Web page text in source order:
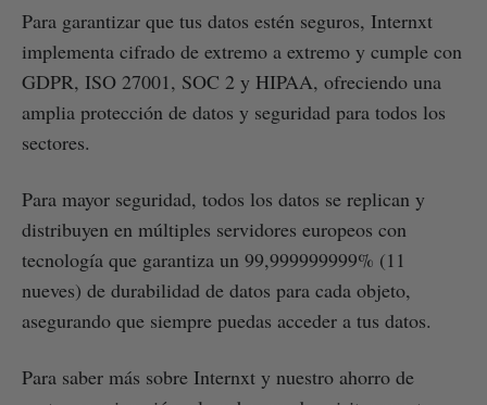
Para garantizar que tus datos estén seguros, Internxt
implementa cifrado de extremo a extremo y cumple con
GDPR, ISO 27001, SOC 2 y HIPAA, ofreciendo una
amplia protección de datos y seguridad para todos los
sectores.
Para mayor seguridad, todos los datos se replican y
distribuyen en múltiples servidores europeos con
tecnología que garantiza un 99,999999999% (11
nueves) de durabilidad de datos para cada objeto,
asegurando que siempre puedas acceder a tus datos.
Para saber más sobre Internxt y nuestro ahorro de